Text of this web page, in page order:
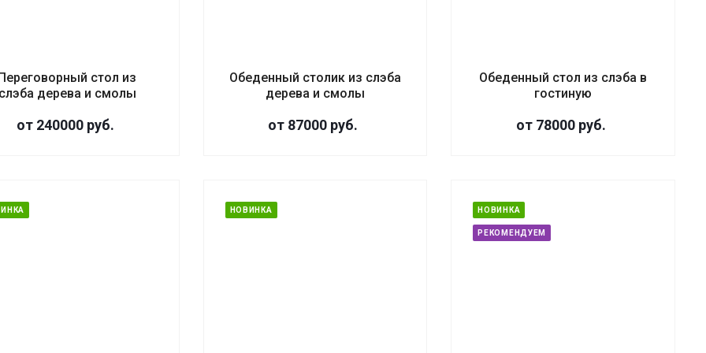
стол из
дерева и смолы
от 240000 руб.
Обеденный столик из слэба
дерева и смолы
от 87000 руб.
Обеденный стол из слэба в
гостиную
от 78000 руб.
НОВИНКА НОВИНКА
РЕКОМЕНДУЕМ